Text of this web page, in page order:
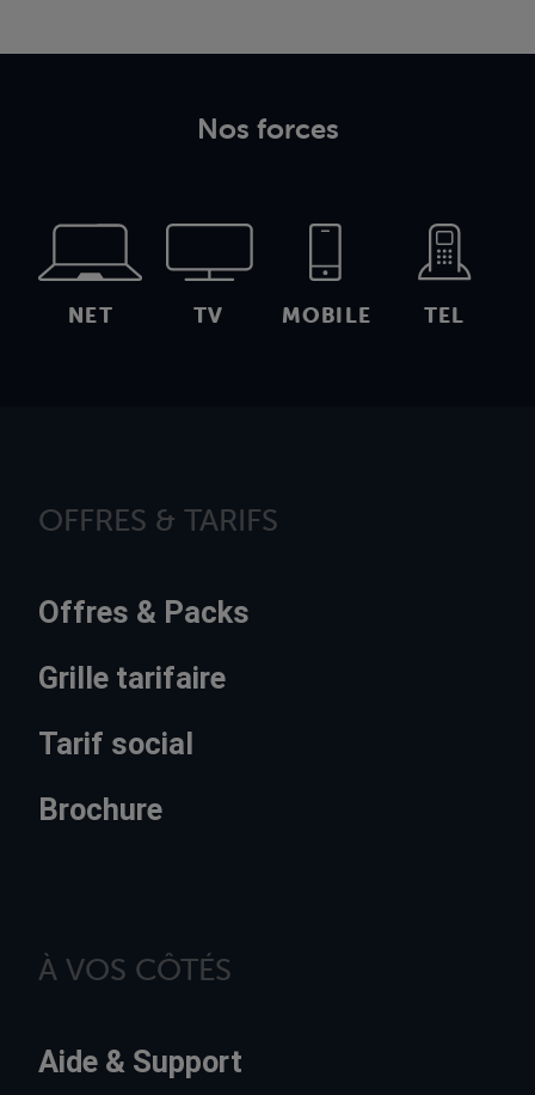
Nos forces
NET TV MOBILE TEL
OFFRES & TARIFS
Offres & Packs
Grille tarifaire
Tarif social
Brochure
À VOS CÔTÉS
Aide & Support